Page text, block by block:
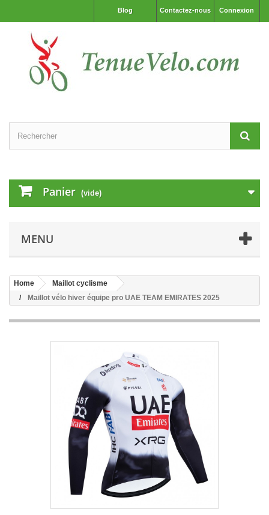
Connexion
Contactez-nous
Blog
Panier (vide)
MENU
Home
Maillot cyclisme
Maillot vélo hiver équipe pro UAE TEAM EMIRATES 2025